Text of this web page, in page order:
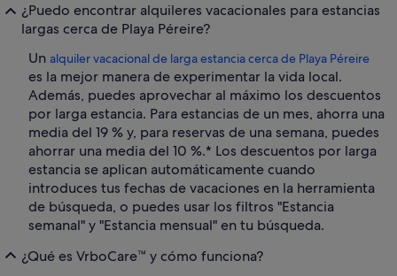
¿Puedo encontrar alquileres vacacionales para estancias
largas cerca de Playa Péreire?
Un alquiler vacacional de larga estancia cerca de Playa Péreire
es la mejor manera de experimentar la vida local.
Además, puedes aprovechar al máximo los descuentos
por larga estancia. Para estancias de un mes, ahorra una
media del 19 % y, para reservas de una semana, puedes
ahorrar una media del 10 %.* Los descuentos por larga
estancia se aplican automáticamente cuando
introduces tus fechas de vacaciones en la herramienta
de búsqueda, o puedes usar los filtros "Estancia
semanal" y "Estancia mensual" en tu búsqueda.
¿Qué es VrboCare™ y cómo funciona?